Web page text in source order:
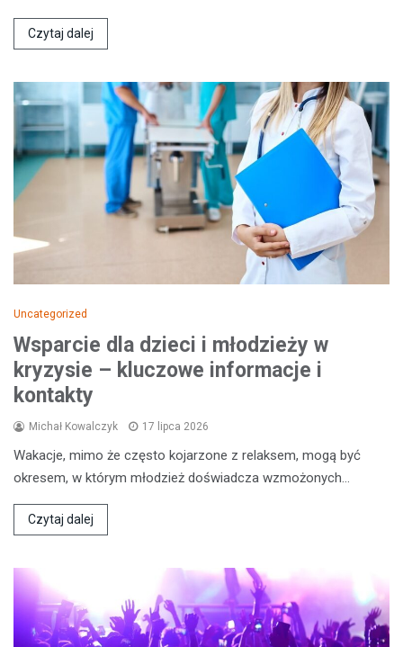
Czytaj dalej
Uncategorized
Wsparcie dla dzieci i młodzieży w
kryzysie – kluczowe informacje i
kontakty
Michał Kowalczyk 17 lipca 2026
Wakacje, mimo że często kojarzone z relaksem, mogą być
okresem, w którym młodzież doświadcza wzmożonych…
Czytaj dalej